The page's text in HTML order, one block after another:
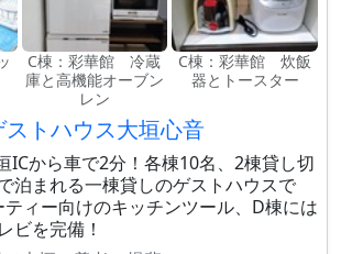
C棟：彩華館 冷蔵
庫と高機能オーブン
レン
C棟：彩華館 炊飯
器とトースター
ストハウス大垣心音
ICから車で2分！各棟10名、2棟貸し切
泊まれる一棟貸しのゲストハウスで
ィー向けのキッチンツール、D棟には
ビを完備！